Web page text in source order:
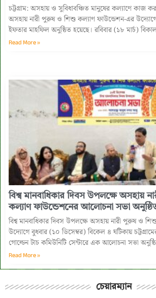
চট্টগ্রাম: অসহায় ও সুবিধাবঞ্চিত মানুষের কল্যাণে কাজ
অসহায় নারী পুরুষ ও শিশু কল্যাণ ফাউন্ডেশন-এর
ইফতার মাহফিল অনুষ্ঠিত হয়েছে। ‎রবিবার (১৮ মার্চ)
Read More »
বিশ্ব মানবাধিকার দিবস উপলক্ষে অসহায়
কল্যাণ ফাউন্ডেশনের আলোচনা সভা
বিশ্ব মানবাধিকার দিবস উপলক্ষে অসহায় নারী পুরুষ ও
উদ্যোগে বুধবার (১০ ডিসেম্বর) বিকেল ৪ ঘটিকায়
গোল্ডেন টাচ কমিউনিটি সেন্টারে এক আলোচনা সভা
Read More »
চেয়ারম্যান